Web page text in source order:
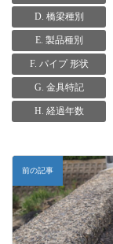
D. 橋梁種別
E. 製品種別
F. パイプ 形状
G. 金具特記
H. 経過年数
前の記事